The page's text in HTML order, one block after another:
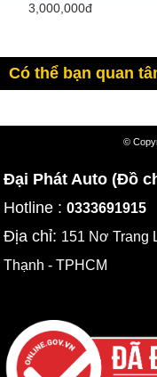
3,000,000đ
Có thể bạn quan
©
Đại Phát Auto (Đồ
Hotline :0333691915
Địa chỉ: 151 Nơ Trang
Thạnh - TPHCM